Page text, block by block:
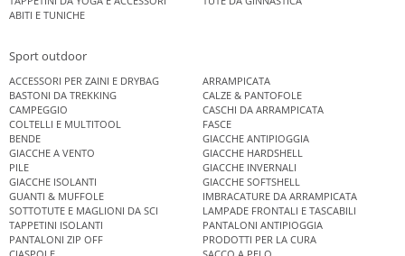
ABITI E TUNICHE
Sport outdoor
ACCESSORI PER ZAINI E DRYBAG
ARRAMPICATA
BASTONI DA TREKKING
CALZE & PANTOFOLE
CAMPEGGIO
CASCHI DA ARRAMPICATA
COLTELLI E MULTITOOL
FASCE
BENDE
GIACCHE ANTIPIOGGIA
GIACCHE A VENTO
GIACCHE HARDSHELL
PILE
GIACCHE INVERNALI
GIACCHE ISOLANTI
GIACCHE SOFTSHELL
GUANTI & MUFFOLE
IMBRACATURE DA ARRAMPICATA
SOTTOTUTE E MAGLIONI DA SCI
LAMPADE FRONTALI E TASCABILI
TAPPETINI ISOLANTI
PANTALONI ANTIPIOGGIA
PANTALONI ZIP OFF
PRODOTTI PER LA CURA